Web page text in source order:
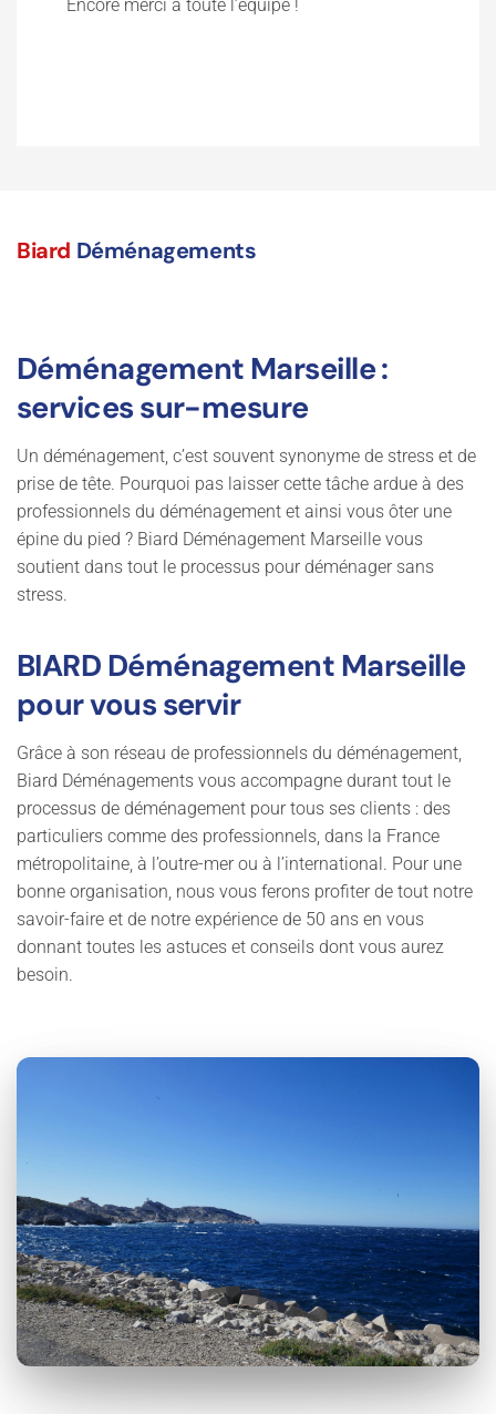
Biard Déménagements
Déménagement Marseille :
services sur-mesure
Un déménagement, c’est souvent synonyme de stress et de
prise de tête. Pourquoi pas laisser cette tâche ardue à des
professionnels du déménagement et ainsi vous ôter une
épine du pied ? Biard Déménagement Marseille vous
soutient dans tout le processus pour déménager sans
stress.
BIARD Déménagement Marseille
pour vous servir
Grâce à son réseau de professionnels du déménagement,
Biard Déménagements vous accompagne durant tout le
processus de déménagement pour tous ses clients : des
particuliers comme des professionnels, dans la France
métropolitaine, à l’outre-mer ou à l’international. Pour une
bonne organisation, nous vous ferons profiter de tout notre
savoir-faire et de notre expérience de 50 ans en vous
donnant toutes les astuces et conseils dont vous aurez
besoin.